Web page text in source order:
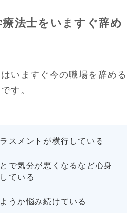
法士をいますぐ辞め
いますぐ今の職場を辞める
す。
スメントが横行している
で気分が悪くなるなど心身
ている
うか悩み続けている